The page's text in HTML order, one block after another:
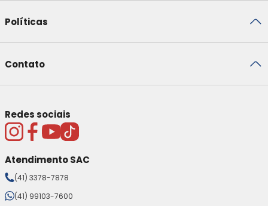
Políticas
Contato
Redes sociais
Atendimento SAC
(41) 3378-7878
(41) 99103-7600